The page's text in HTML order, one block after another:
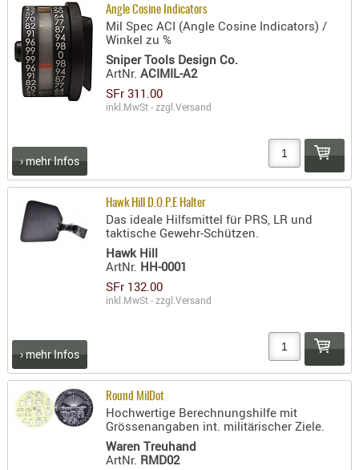
Angle Cosine Indicators
Mil Spec ACI (Angle Cosine Indicators) /
Winkel zu %
Sniper Tools Design Co.
ArtNr.ACIMIL-A2
SFr 311.00
inkl.MwSt - zzgl.Versand
› mehr Infos
Hawk Hill D.O.P.E Halter
Das ideale Hilfsmittel für PRS, LR und
taktische Gewehr-Schützen.
Hawk Hill
ArtNr. HH-0001
SFr 132.00
inkl.MwSt - zzgl.Versand
› mehr Infos
Round MilDot
Hochwertige Berechnungshilfe mit
Grössenangaben int. militärischer Ziele.
Waren Treuhand
ArtNr. RMD02